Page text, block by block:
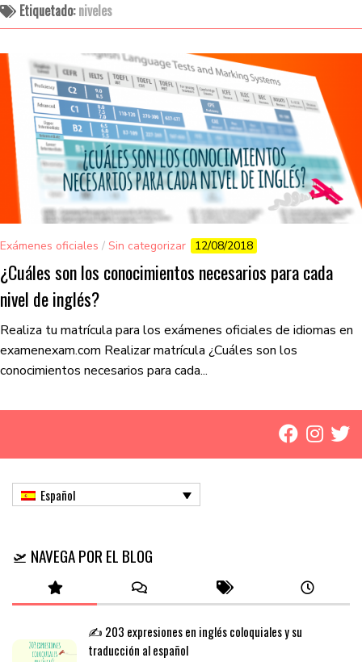
Etiquetado:niveles
Exámenes oficiales / Sin categorizar 12/08/2018
¿Cuáles son los conocimientos necesarios para cada
nivel de inglés?
Realiza tu matrícula para los exámenes oficiales de idiomas en
examenexam.com Realizar matrícula ¿Cuáles son los
conocimientos necesarios para cada...
Español
🛫 NAVEGA POR EL BLOG
✍️ 203 expresiones en inglés coloquiales y su
traducción al español